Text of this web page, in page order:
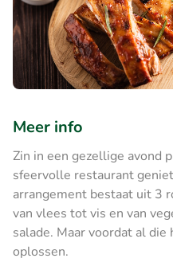
Meer info
Zin in een gezellige avond
sfeervolle restaurant
arrangement bestaat uit 3
van vlees tot vis en van
salade. Maar voordat al
oplossen.